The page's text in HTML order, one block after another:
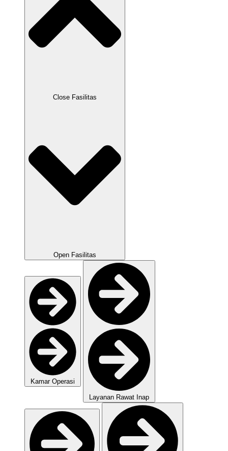
Close Fasilitas
Open Fasilitas
Kamar Operasi
Layanan Rawat Inap